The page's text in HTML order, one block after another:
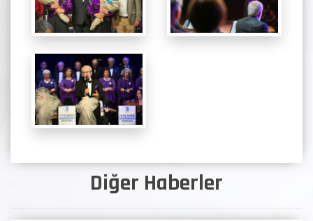
Diğer Haberler